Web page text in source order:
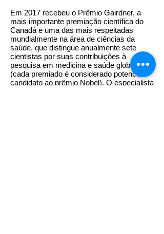
Em 2017 recebeu o Prêmio Gairdner, a
mais importante premiação científica do
Canadá e uma das mais respeitadas
mundialmente na área de ciências da
saúde, que distingue anualmente sete
cientistas por suas contribuições à
pesquisa em medicina e saúde global
(cada premiado é considerado potencial
candidato ao prêmio Nobel). O especialista